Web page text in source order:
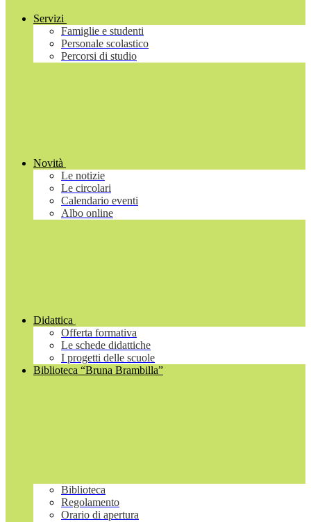
Servizi
Famiglie e studenti
Personale scolastico
Percorsi di studio
Novità
Le notizie
Le circolari
Calendario eventi
Albo online
Didattica
Offerta formativa
Le schede didattiche
I progetti delle scuole
Biblioteca “Bruna Brambilla”
Biblioteca
Regolamento
Orario di apertura